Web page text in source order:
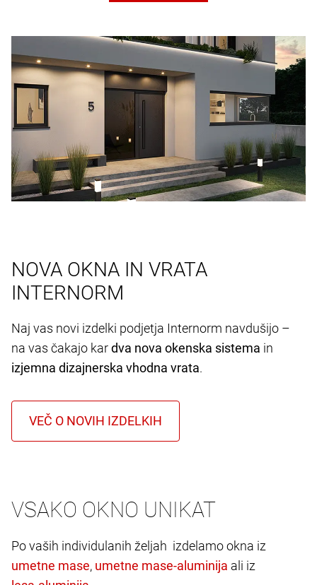
NOVA OKNA IN VRATA
INTERNORM
Naj vas novi izdelki podjetja Internorm navdušijo –
na vas čakajo kardva nova okenska sistema in
izjemna dizajnerska vhodna vrata.
VSAKO OKNO UNIKAT
Po vaših individulanih željah izdelamo okna iz
,
ali iz